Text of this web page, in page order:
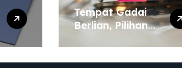
Tempat Gadai
Berlian, Pilihan
Kebutuhan Dana
Darurat